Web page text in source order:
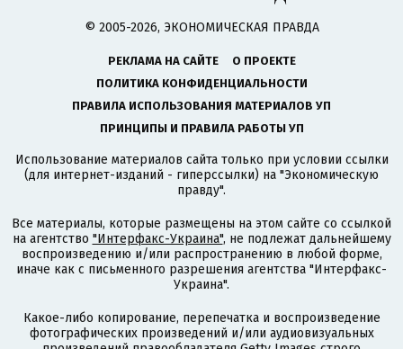
© 2005-2026, ЭКОНОМИЧЕСКАЯ ПРАВДА
РЕКЛАМА НА САЙТЕ
О ПРОЕКТЕ
ПОЛИТИКА КОНФИДЕНЦИАЛЬНОСТИ
ПРАВИЛА ИСПОЛЬЗОВАНИЯ МАТЕРИАЛОВ УП
ПРИНЦИПЫ И ПРАВИЛА РАБОТЫ УП
Использование материалов сайта только при условии ссылки
(для интернет-изданий - гиперссылки) на "Экономическую
правду".
Все материалы, которые размещены на этом сайте со ссылкой
на агентство "Интерфакс-Украина", не подлежат дальнейшему
воспроизведению и/или распространению в любой форме,
иначе как с письменного разрешения агентства "Интерфакс-
Украина".
Какое-либо копирование, перепечатка и воспроизведение
фотографических произведений и/или аудиовизуальных